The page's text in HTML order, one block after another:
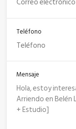
Teléfono
Mensaje